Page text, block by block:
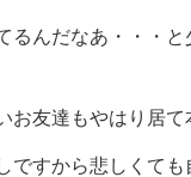
るんだなあ・・・と
お友達もやはり居て
ですから悲しくても